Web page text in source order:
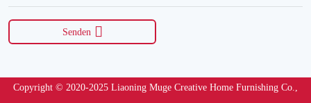
Senden
Copyright © 2020-2025 Liaoning Muge Creative Home Furnishing Co.,